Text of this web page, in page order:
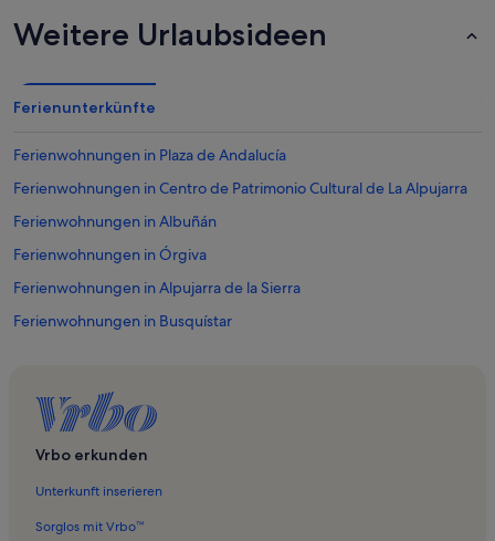
Weitere Urlaubsideen
Ferienunterkünfte
Ferienwohnungen in Plaza de Andalucía
Ferienwohnungen in Centro de Patrimonio Cultural de La Alpujarra
Ferienwohnungen in Albuñán
Ferienwohnungen in Órgiva
Ferienwohnungen in Alpujarra de la Sierra
Ferienwohnungen in Busquístar
Ferienwohnungen in La Alpujarra
Ferienwohnungen in Lanjaron
Ferienwohnungen in Tor zu den Alpujarras
Ferienwohnungen in Mecina Bombaron
Ferienwohnungen in Pampaneira
Vrbo erkunden
Unterkunft inserieren
Sorglos mit Vrbo™